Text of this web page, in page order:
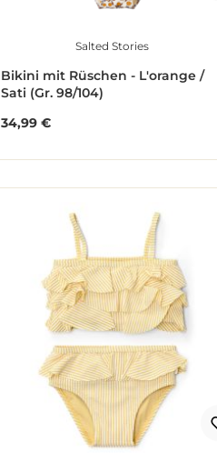
Salted Stories
Bikini mit Rüschen - L'orange /
Sati (Gr. 98/104)
Regulärer Preis:
34,99 €